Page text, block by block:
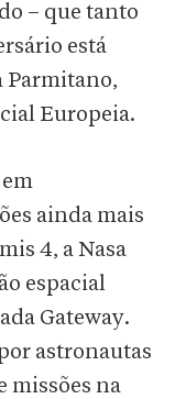
– que tanto
está
Parmitano,
Europeia.
ainda mais
4, a Nasa
espacial
Gateway.
astronautas
missões na